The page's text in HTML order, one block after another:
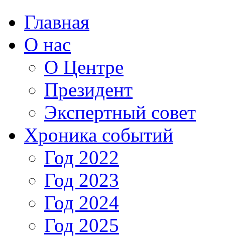
Главная
О нас
О Центре
Президент
Экспертный совет
Хроника событий
Год 2022
Год 2023
Год 2024
Год 2025